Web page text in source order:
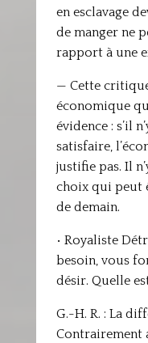
en esclavage
de manger ne
rapport à une
— Cette
économique
évidence : s’il
satisfaire,
justifie pas. Il
choix qui peut
de demain.
• Royaliste
besoin, vous
désir. Quelle
G.-H. R. : La
Contrairement